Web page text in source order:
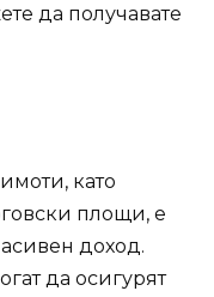
да получавате
като
площи, е
доход.
да осигурят